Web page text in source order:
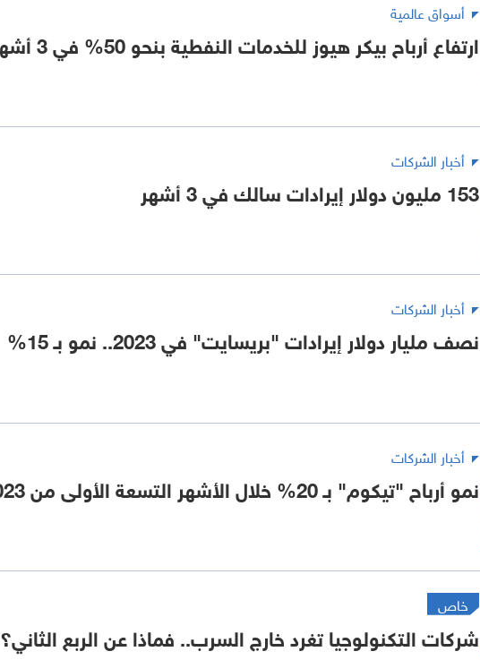
أسواق عالمية
ارتفاع أرباح بيكر هيوز للخدمات النفطية بنحو 50% في 3 أشهر
أخبار الشركات
153 مليون دولار إيرادات سالك في 3 أشهر
أخبار الشركات
نصف مليار دولار إيرادات "بريسايت" في 2023.. نمو بـ 15%
أخبار الشركات
نمو أرباح "تيكوم" بـ 20% خلال الأشهر التسعة الأولى من 2023
خاص
شركات التكنولوجيا تغرد خارج السرب.. فماذا عن الربع الثاني؟